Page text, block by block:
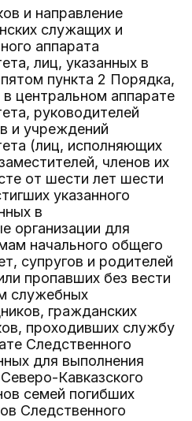
и направление
служащих и
аппарата
лиц, указанных в
пункта 2 Порядка,
центральном аппарате
руководителей
и учреждений
(лиц, исполняющих
членов их
от шести лет шести
указанного
в
организации для
начального общего
супругов и родителей
пропавших без вести
служебных
гражданских
проходивших службу
Следственного
для выполнения
Кавказского
семей погибших
Следственного